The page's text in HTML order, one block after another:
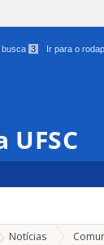
busca 3 Ir para o
Notícias